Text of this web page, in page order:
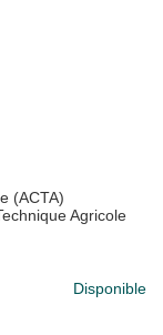
(ACTA)
Agricole
Disponible